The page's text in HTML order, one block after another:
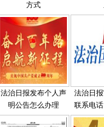
方式
法治日报发布个人声
明公告怎么办理
法治日
联系电